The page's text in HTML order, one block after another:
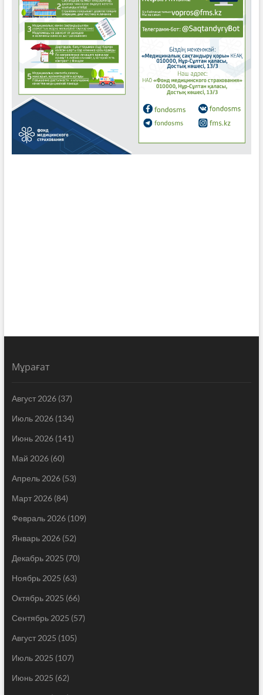
Мұрағат
Август 2026(37)
Июль 2026(134)
Июнь 2026(141)
Май 2026(60)
Апрель 2026(53)
Март 2026(84)
Февраль 2026(109)
Январь 2026(52)
Декабрь 2025 (70)
Ноябрь 2025 (63)
Октябрь 2025 (66)
Сентябрь 2025 (57)
Август 2025 (105)
Июль 2025 (107)
Июнь 2025 (62)